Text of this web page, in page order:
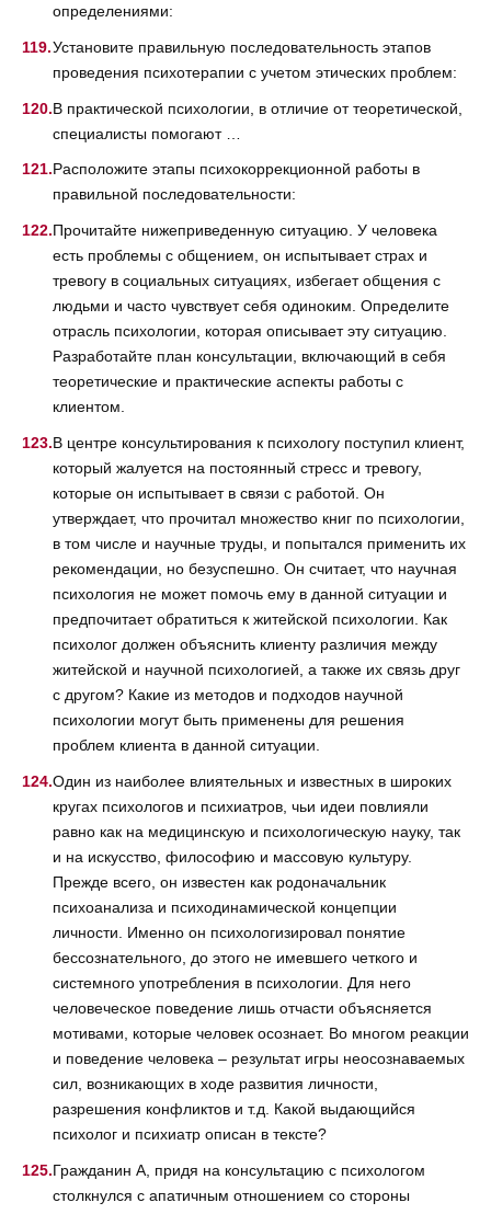
определениями:
Установите правильную последовательность этапов
проведения психотерапии с учетом этических проблем:
В практической психологии, в отличие от теоретической,
специалисты помогают …
Расположите этапы психокоррекционной работы в
правильной последовательности:
Прочитайте нижеприведенную ситуацию. У человека
есть проблемы с общением, он испытывает страх и
тревогу в социальных ситуациях, избегает общения с
людьми и часто чувствует себя одиноким. Определите
отрасль психологии, которая описывает эту ситуацию.
Разработайте план консультации, включающий в себя
теоретические и практические аспекты работы с
клиентом.
В центре консультирования к психологу поступил клиент,
который жалуется на постоянный стресс и тревогу,
которые он испытывает в связи с работой. Он
утверждает, что прочитал множество книг по психологии,
в том числе и научные труды, и попытался применить их
рекомендации, но безуспешно. Он считает, что научная
психология не может помочь ему в данной ситуации и
предпочитает обратиться к житейской психологии. Как
психолог должен объяснить клиенту различия между
житейской и научной психологией, а также их связь друг
с другом? Какие из методов и подходов научной
психологии могут быть применены для решения
проблем клиента в данной ситуации.
Один из наиболее влиятельных и известных в широких
кругах психологов и психиатров, чьи идеи повлияли
равно как на медицинскую и психологическую науку, так
и на искусство, философию и массовую культуру.
Прежде всего, он известен как родоначальник
психоанализа и психодинамической концепции
личности. Именно он психологизировал понятие
бессознательного, до этого не имевшего четкого и
системного употребления в психологии. Для него
человеческое поведение лишь отчасти объясняется
мотивами, которые человек осознает. Во многом реакции
и поведение человека – результат игры неосознаваемых
сил, возникающих в ходе развития личности,
разрешения конфликтов и т.д. Какой выдающийся
психолог и психиатр описан в тексте?
Гражданин А, придя на консультацию с психологом
столкнулся с апатичным отношением со стороны